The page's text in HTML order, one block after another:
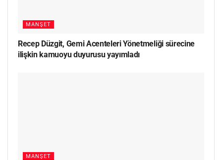
MANŞET
Recep Düzgit, Gemi Acenteleri Yönetmeliği sürecine
ilişkin kamuoyu duyurusu yayımladı
MANŞET